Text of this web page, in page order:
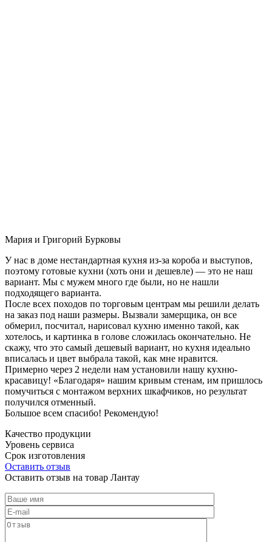
Мария и Григорий Бурковы
У нас в доме нестандартная кухня из-за короба и выступов,
поэтому готовые кухни (хоть они и дешевле) — это не наш
вариант. Мы с мужем много где были, но не нашли
подходящего варианта.
После всех походов по торговым центрам мы решили делать
на заказ под наши размеры. Вызвали замерщика, он все
обмерил, посчитал, нарисовал кухню именно такой, как
хотелось, и картинка в голове сложилась окончательно. Не
скажу, что это самый дешевый вариант, но кухня идеально
вписалась и цвет выбрала такой, как мне нравится.
Примерно через 2 недели нам установили нашу кухню-
красавицу! «Благодаря» нашим кривым стенам, им пришлось
помучиться с монтажом верхних шкафчиков, но результат
получился отменный.
Большое всем спасибо! Рекомендую!
Качество продукции
Уровень сервиса
Срок изготовления
Оставить отзыв
Оставить отзыв на товар Лантау